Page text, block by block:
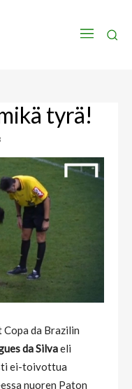
tyrä!
da Brazilin
da Silvaeli
ei-toivottua
nuoren Paton